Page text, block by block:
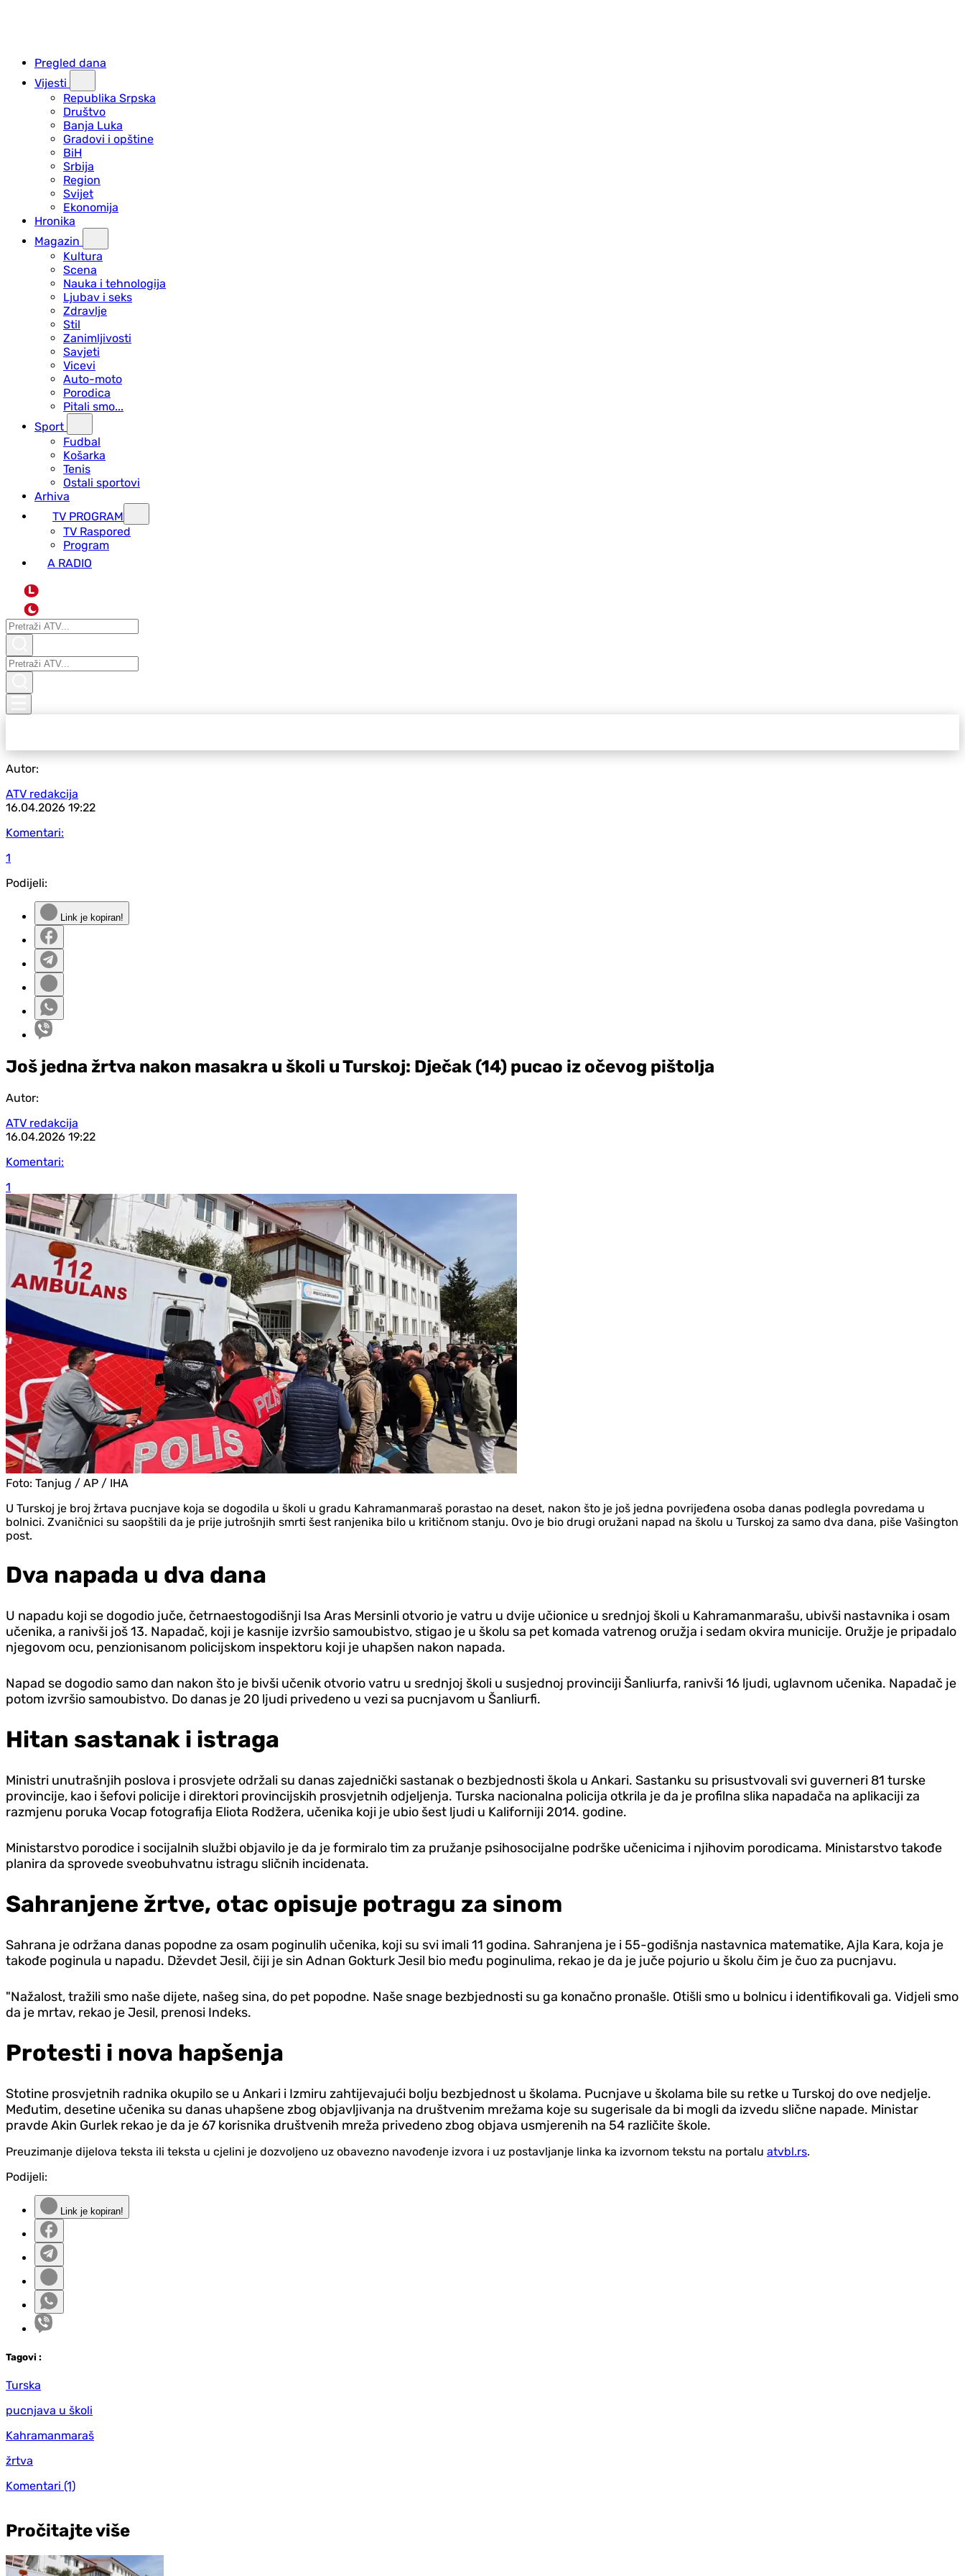
Pregled dana
Vijesti
Republika Srpska
Društvo
Banja Luka
Gradovi i opštine
BiH
Srbija
Region
Svijet
Ekonomija
Hronika
Magazin
Kultura
Scena
Nauka i tehnologija
Ljubav i seks
Zdravlje
Stil
Zanimljivosti
Savjeti
Vicevi
Auto-moto
Porodica
Pitali smo...
Sport
Fudbal
Košarka
Tenis
Ostali sportovi
Arhiva
TV PROGRAM
ТV Raspored
Program
A RADIO
L
Autor:
ATV redakcija
16.04.2026 19:22
Komentari:
1
Podijeli:
Link je kopiran!
Još jedna žrtva nakon masakra u školi u Turskoj: Dječak (14) pucao iz očevog pištolja
Autor:
ATV redakcija
16.04.2026 19:22
Komentari:
1
Foto: Tanjug / AP / IHA
U Turskoj je broj žrtava pucnjave koja se dogodila u školi u gradu Kahramanmaraš porastao na deset, nakon što je još jedna povrijeđena osoba danas podlegla povredama u
bolnici. Zvaničnici su saopštili da je prije jutrošnjih smrti šest ranjenika bilo u kritičnom stanju. Ovo je bio drugi oružani napad na školu u Turskoj za samo dva dana, piše Vašington
post.
Dva napada u dva dana
U napadu koji se dogodio juče, četrnaestogodišnji Isa Aras Mersinli otvorio je vatru u dvije učionice u srednjoj školi u Kahramanmarašu, ubivši nastavnika i osam
učenika, a ranivši još 13. Napadač, koji je kasnije izvršio samoubistvo, stigao je u školu sa pet komada vatrenog oružja i sedam okvira municije. Oružje je pripadalo
njegovom ocu, penzionisanom policijskom inspektoru koji je uhapšen nakon napada.
Napad se dogodio samo dan nakon što je bivši učenik otvorio vatru u srednjoj školi u susjednoj provinciji Šanliurfa, ranivši 16 ljudi, uglavnom učenika. Napadač je
potom izvršio samoubistvo. Do danas je 20 ljudi privedeno u vezi sa pucnjavom u Šanliurfi.
Hitan sastanak i istraga
Ministri unutrašnjih poslova i prosvjete održali su danas zajednički sastanak o bezbjednosti škola u Ankari. Sastanku su prisustvovali svi guverneri 81 turske
provincije, kao i šefovi policije i direktori provincijskih prosvjetnih odjeljenja. Turska nacionalna policija otkrila je da je profilna slika napadača na aplikaciji za
razmjenu poruka Vocap fotografija Eliota Rodžera, učenika koji je ubio šest ljudi u Kaliforniji 2014. godine.
Ministarstvo porodice i socijalnih službi objavilo je da je formiralo tim za pružanje psihosocijalne podrške učenicima i njihovim porodicama. Ministarstvo takođe
planira da sprovede sveobuhvatnu istragu sličnih incidenata.
Sahranjene žrtve, otac opisuje potragu za sinom
Sahrana je održana danas popodne za osam poginulih učenika, koji su svi imali 11 godina. Sahranjena je i 55-godišnja nastavnica matematike, Ajla Kara, koja je
takođe poginula u napadu. Dževdet Jesil, čiji je sin Adnan Gokturk Jesil bio među poginulima, rekao je da je juče pojurio u školu čim je čuo za pucnjavu.
"Nažalost, tražili smo naše dijete, našeg sina, do pet popodne. Naše snage bezbjednosti su ga konačno pronašle. Otišli ​​smo u bolnicu i identifikovali ga. Vidjeli smo
da je mrtav, rekao je Jesil, prenosi Indeks.
Protesti i nova hapšenja
Stotine prosvjetnih radnika okupilo se u Ankari i Izmiru zahtijevajući bolju bezbjednost u školama. Pucnjave u školama bile su retke u Turskoj do ove nedjelje.
Međutim, desetine učenika su danas uhapšene zbog objavljivanja na društvenim mrežama koje su sugerisale da bi mogli da izvedu slične napade. Ministar
pravde Akin Gurlek rekao je da je 67 korisnika društvenih mreža privedeno zbog objava usmjerenih na 54 različite škole.
Preuzimanje dijelova teksta ili teksta u cjelini je dozvoljeno uz obavezno navođenje izvora i uz postavljanje linka ka izvornom tekstu na portalu atvbl.rs.
Podijeli:
Link je kopiran!
Tagovi :
Turska
pucnjava u školi
Kahramanmaraš
žrtva
Komentari (1)
Pročitajte više